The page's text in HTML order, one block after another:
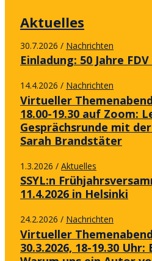
Aktuelles
30.7.2026 / Nachrichten
Einladung: 50 Jahre
14.4.2026 / Nachrichten
Virtueller
18.00-19.30 auf Zoom:
Gesprächsrunde mit
Sarah Brandstäter
1.3.2026 / Aktuelles
SSYL:n
11.4.2026 in Helsinki
24.2.2026 / Nachrichten
Virtueller
30.3.2026, 18-19.30